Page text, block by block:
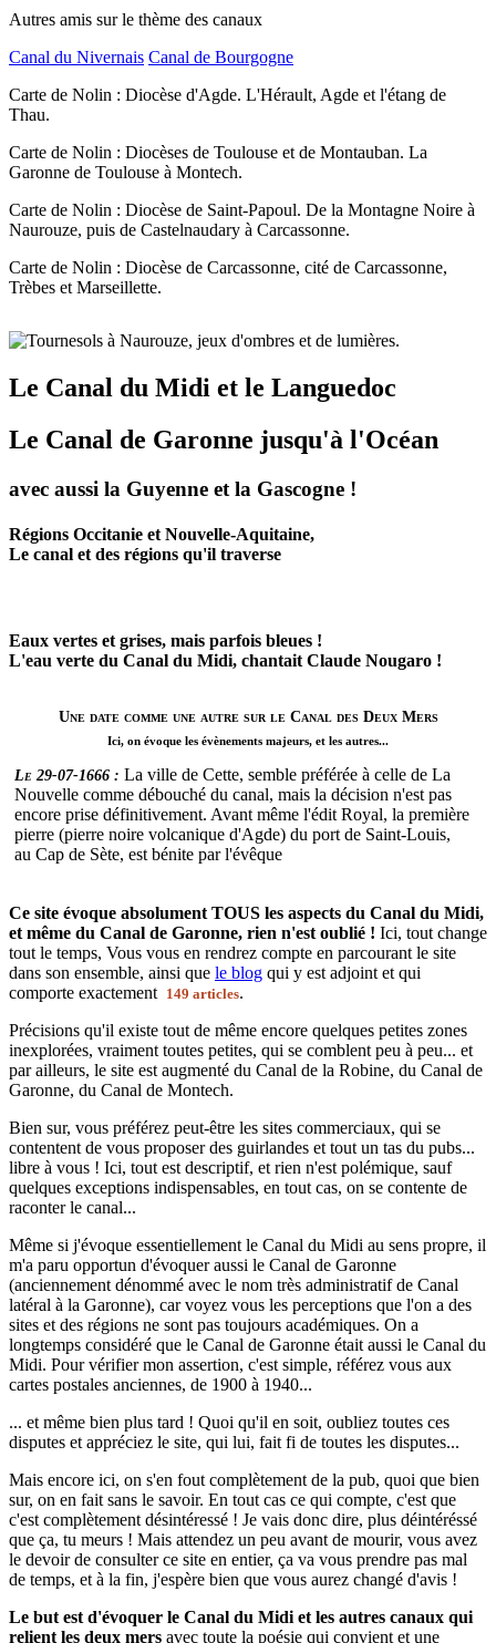
Autres amis sur le thème des canaux
Canal du Nivernais Canal de Bourgogne
Carte de Nolin : Diocèse d'Agde. L'Hérault, Agde et l'étang de
Thau.
Carte de Nolin : Diocèses de Toulouse et de Montauban. La
Garonne de Toulouse à Montech.
Carte de Nolin : Diocèse de Saint-Papoul. De la Montagne Noire à
Naurouze, puis de Castelnaudary à Carcassonne.
Carte de Nolin : Diocèse de Carcassonne, cité de Carcassonne,
Trèbes et Marseillette.
Le Canal du Midi et le Languedoc
Le Canal de Garonne jusqu'à l'Océan
avec aussi la Guyenne et la Gascogne !
Régions Occitanie et Nouvelle-Aquitaine,
Le canal et des régions qu'il traverse
Eaux vertes et grises, mais parfois bleues !
L'eau verte du Canal du Midi, chantait Claude Nougaro !
Une date comme une autre sur le Canal des Deux Mers
Ici, on évoque les évènements majeurs, et les autres...
Le 29-07-1666 : La ville de Cette, semble préférée à celle de La
Nouvelle comme débouché du canal, mais la décision n'est pas
encore prise définitivement. Avant même l'édit Royal, la première
pierre (pierre noire volcanique d'Agde) du port de Saint-Louis,
au Cap de Sète, est bénite par l'évêque
Ce site évoque absolument TOUS les aspects du Canal du Midi,
et même du Canal de Garonne, rien n'est oublié ! Ici, tout change
tout le temps, Vous vous en rendrez compte en parcourant le site
dans son ensemble, ainsi que le blog qui y est adjoint et qui
comporte exactement
149 articles.
Précisions qu'il existe tout de même encore quelques petites zones
inexplorées, vraiment toutes petites, qui se comblent peu à peu... et
par ailleurs, le site est augmenté du Canal de la Robine, du Canal de
Garonne, du Canal de Montech.
Bien sur, vous préférez peut-être les sites commerciaux, qui se
contentent de vous proposer des guirlandes et tout un tas du pubs...
libre à vous ! Ici, tout est descriptif, et rien n'est polémique, sauf
quelques exceptions indispensables, en tout cas, on se contente de
raconter le canal...
Même si j'évoque essentiellement le Canal du Midi au sens propre, il
m'a paru opportun d'évoquer aussi le Canal de Garonne
(anciennement dénommé avec le nom très administratif de Canal
latéral à la Garonne), car voyez vous les perceptions que l'on a des
sites et des régions ne sont pas toujours académiques. On a
longtemps considéré que le Canal de Garonne était aussi le Canal du
Midi. Pour vérifier mon assertion, c'est simple, référez vous aux
cartes postales anciennes, de 1900 à 1940...
... et même bien plus tard ! Quoi qu'il en soit, oubliez toutes ces
disputes et appréciez le site, qui lui, fait fi de toutes les disputes...
Mais encore ici, on s'en fout complètement de la pub, quoi que bien
sur, on en fait sans le savoir. En tout cas ce qui compte, c'est que
c'est complètement désintéressé ! Je vais donc dire, plus déintéréssé
que ça, tu meurs ! Mais attendez un peu avant de mourir, vous avez
le devoir de consulter ce site en entier, ça va vous prendre pas mal
de temps, et à la fin, j'espère bien que vous aurez changé d'avis !
Le but est d'évoquer le Canal du Midi et les autres canaux qui
relient les deux mers avec toute la poésie qui convient et une